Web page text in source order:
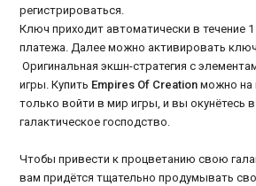
регистрироваться.
Ключ приходит автоматически в течение
платежа. Далее можно активировать ключ
Оригинальная экшн-стратегия с
игры. Купить Empires Of Creation можно на
только войти в мир игры, и вы окунётесь в
галактическое господство.
Чтобы привести к процветанию свою
вам придётся тщательно продумывать